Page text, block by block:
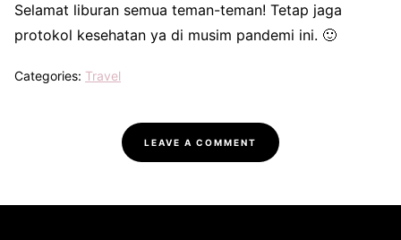
Selamat liburan semua teman-teman! Tetap jaga
protokol kesehatan ya di musim pandemi ini. 🙂
Categories: Travel
LEAVE A COMMENT